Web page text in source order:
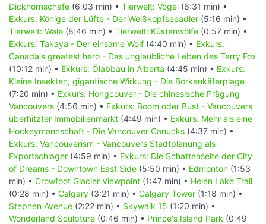
Dickhornschafe (6:03 min) • Tierwelt: Vögel (6:31 min) •
Exkurs: Könige der Lüfte - Der Weißkopfseeadler (5:16 min) •
Tierwelt: Wale (8:46 min) • Tierwelt: Küstenwölfe (0:57 min) •
Exkurs: Takaya - Der einsame Wolf (4:40 min) • Exkurs:
Canada's greatest hero - Das unglaubliche Leben des Terry Fox
(10:12 min) • Exkurs: Ölabbau in Alberta (4:45 min) • Exkurs:
Kleine Insekten, gigantische Wirkung - Die Borkenkäferplage
(7:20 min) • Exkurs: Hongcouver - Die chinesische Prägung
Vancouvers (4:56 min) • Exkurs: Boom oder Bust - Vancouvers
überhitzter Immobilienmarkt (4:49 min) • Exkurs: Mehr als eine
Hockeymannschaft - Die Vancouver Canucks (4:37 min) •
Exkurs: Vancouverism - Vancouvers Stadtplanung als
Exportschlager (4:59 min) • Exkurs: Die Schattenseite der City
of Dreams - Downtown East Side (5:50 min) • Edmonton (1:53
min) • Crowfoot Glacier Viewpoint (1:47 min) • Helen Lake Trail
(0:28 min) • Calgary (3:21 min) • Calgary Tower (1:18 min) •
Stephen Avenue (2:22 min) • Skywalk 15 (1:20 min) •
Wonderland Sculpture (0:46 min) • Prince's Island Park (0:49